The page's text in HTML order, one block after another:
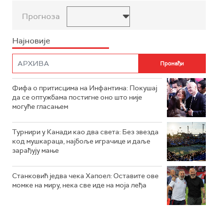
Прогноза
Најновије
Фифа о притисцима на Инфантина: Покушај
да се оптужбама постигне оно што није
могуће гласањем
Турнири у Канади као два света: Без звезда
код мушкараца, најбоље играчице и даље
зарађују мање
Станковић једва чека Хапоел: Оставите ове
момке на миру, нека све иде на моја леђа